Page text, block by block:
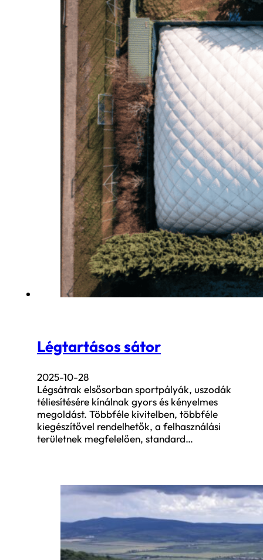
Légtartásos sátor
2025-10-28
Légsátrak elsősorban sportpályák, uszodák
téliesítésére kínálnak gyors és kényelmes
megoldást. Többféle kivitelben, többféle
kiegészítővel rendelhetők, a felhasználási
területnek megfelelően, standard…